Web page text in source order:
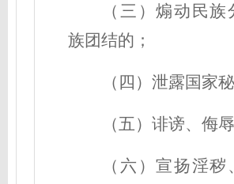
（三）煽动民
族团结的；
（四）泄露国家
（五）诽谤、侮
（六）宣扬淫